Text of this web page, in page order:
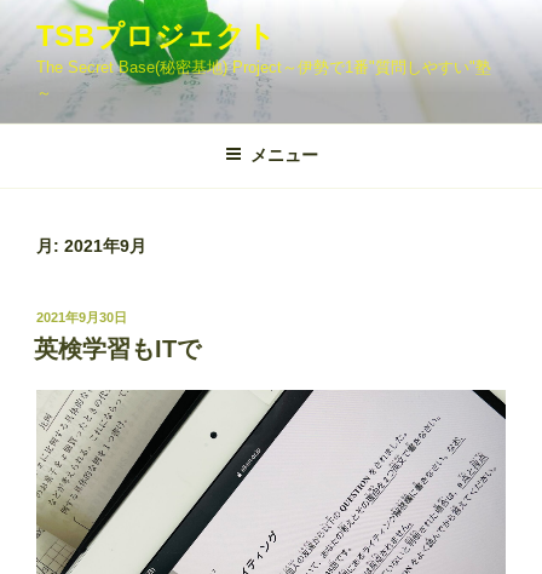
テ
ツ
ス
TSBプロジェクト
The Secret Base(秘密基地) Project～伊勢で1番"質問しやすい"塾
～
メニュー
月: 2021年9月
投
稿
日:
2021年9月30日
英検学習もITで